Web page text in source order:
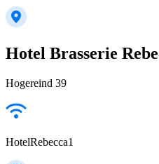
Hotel Brasserie
Hogereind 39
HotelRebecca1